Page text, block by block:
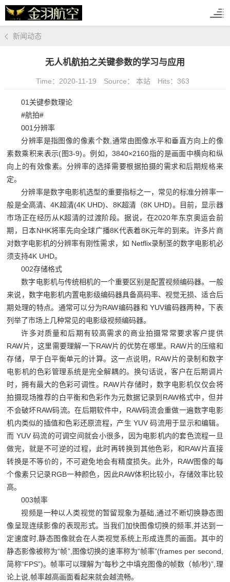
新闻动态
无人机航拍之关键参数的学习与应用
Time：2020-11-19 Source： 本站 Hits： 363
01关键参数理论
#航拍#
001分辨率
分辨率是指图像的像素个数,通常由图像水平和垂直方向上的像
素数乘积来表示(图3-9)。例如，3840×2160指的是画面中横向和纵
向上的有效像素。分辨率的选择需要根据拍摄的需求和后期规格来
定。
分辨率是数字电影机选型的重要指标之一，常见的标准分辨率一
般是全高清、4K超清(4K UHD)、 8K超清（8K UHD)。目前，显示器
市场正在经历从K超清的过渡阶段。据说，在2020年东京奥运会前
期，日本NHK将率先向全球广播8K代表着8K元年的到来。许多片商
对数字电影机的分辨率有刚性需求，如 Netflix录制圣的数字电影机必
须支持4K UHD。
002存储格式
数字电影机与传统相机的一个重要区别是配置视频编码器。一般
来说，数字电影机内置电影级编码器具备高码率、视觉无损、适合后
期处理的特点。通常可以分为RAW编码器和 YUV编码器两种，下表
列举了市场上几种常见的电影级视频编码器。
许多对质量和后期有较高需求的商业拍摄常常要求客户提供
RAW片，这里需要理解一下RAW片的优势在哪里。 RAW片的压缩和
存储，早于白平衡单元的计算。这一点说明， RAW片的录制和数字
电影机的色彩管理系统是完全解耦的。换句话说，客户在后期调片
时，拥有最大的色彩可调性。 RAW片存储时，数字电影机仅仅会将
拍摄现场推荐的白平衡和色彩作为元数据记录到 RAW格式中，但并
不会破坏RAW码流。在后期软件中， RAW码流会重做一遍数字电影
机内类似的插值和色彩还原流程，产生 YUV码流用于显示和编辑。
而 YUV码流的可调空间就会小很多，因为电影机内的套色流程一旦
做完，就是不可逆的过程，此时再转换到其他色彩，和RAW片直接
转换是不等价的，不可避免地会有精度损失。此外， RAW图像的每
个像素只记录RGB一种颜色，因此RAW体积比较小，存储效率比较
高。
003帧率
视频是一种以人类视觉的暂留现象为基础,通过不断切换静态图
像呈现连续影像的表现形式。当我们加快图像切换的频率,并达到一
定速度时,静态图像就会在人类视觉系统上形成连贯的画面。其中的
静态影像被称为“帧”,图像切换的速率称为“帧率”(frames per second,
简称“FPS”)。帧率可以理解为“每秒之中填充图像的帧数（帧/秒)”,理
论上说,帧率越高画面看起来就会越流畅。